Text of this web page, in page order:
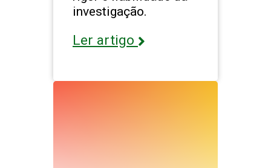
investigação.
Ler artigo